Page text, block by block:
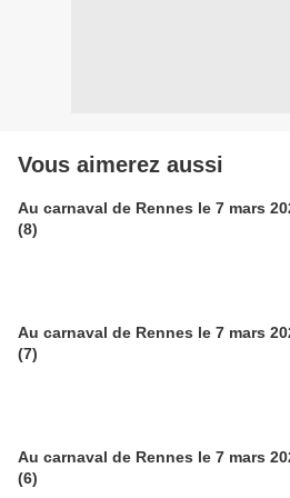
Vous aimerez aussi
Au carnaval de Rennes le 7 mars
(8)
Au carnaval de Rennes le 7 mars
(7)
Au carnaval de Rennes le 7 mars
(6)